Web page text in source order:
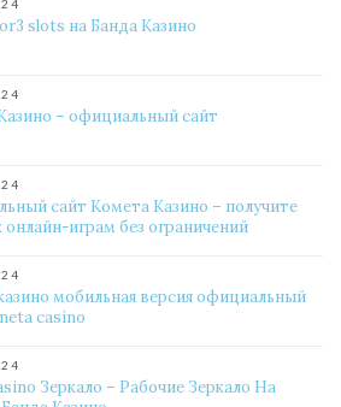
slots на Банда Казино
– официальный сайт
сайт Комета Казино – получите
онлайн-играм без ограничений
мобильная версия официальный
casino
Зеркало – Рабочие Зеркало На